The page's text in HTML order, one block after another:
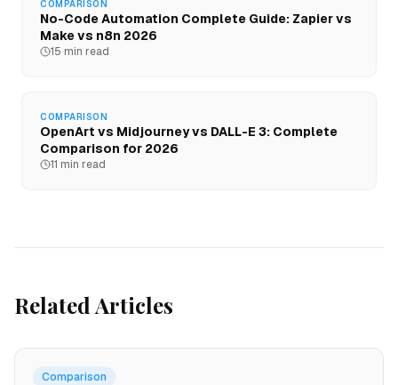
COMPARISON
No-Code Automation Complete Guide: Zapier vs
Make vs n8n 2026
15 min read
COMPARISON
OpenArt vs Midjourney vs DALL-E 3: Complete
Comparison for 2026
11 min read
Related Articles
Comparison